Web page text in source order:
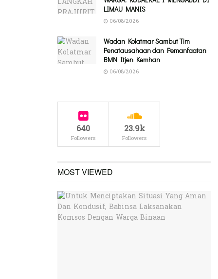
LIMAU MANIS
06/08/2026
Wadan Kolatmar Sambut Tim
Penatausahaan dan Pemanfaatan
BMN Itjen Kemhan
06/08/2026
640
Followers
23.9k
Followers
MOST VIEWED